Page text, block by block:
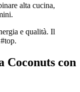
alta cucina,
e qualità. Il
Coconuts con